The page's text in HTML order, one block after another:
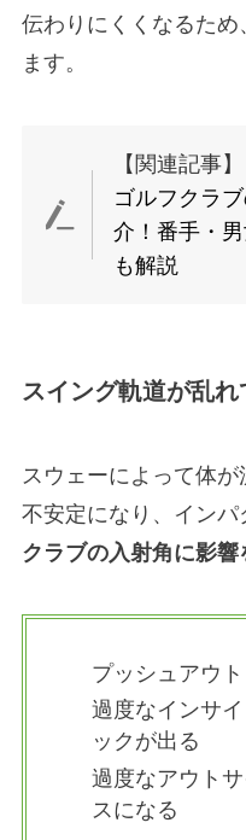
伝わりにくくなるため
ます。
【関連記事】
ゴルフクラ
介！番手・
も解説
スイング軌道が乱
スウェーによって体
不安定になり、インパ
クラブの入射角に影響
プッシュアウ
過度なインサ
ックが出る
過度なアウト
スになる